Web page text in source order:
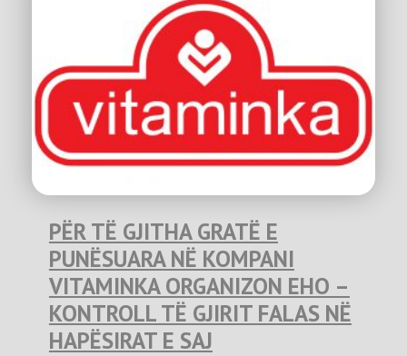
PËR TË GJITHA GRATË E
PUNËSUARA NË KOMPANI
VITAMINKA ORGANIZON EHO –
KONTROLL TË GJIRIT FALAS NË
HAPËSIRAT E SAJ